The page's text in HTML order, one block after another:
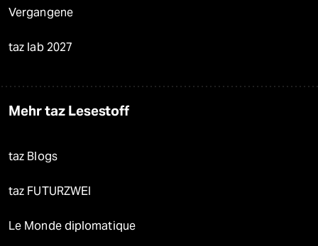
Vergangene
taz lab 2027
Mehr taz Lesestoff
taz Blogs
taz FUTURZWEI
Le Monde diplomatique